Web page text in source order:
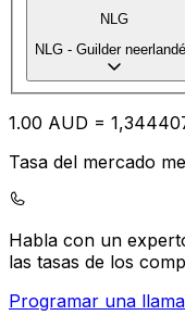
NLG
NLG - Guilder
1.00 AUD = 1,
Tasa del mercado
Habla con un
las tasas de los
Programar una